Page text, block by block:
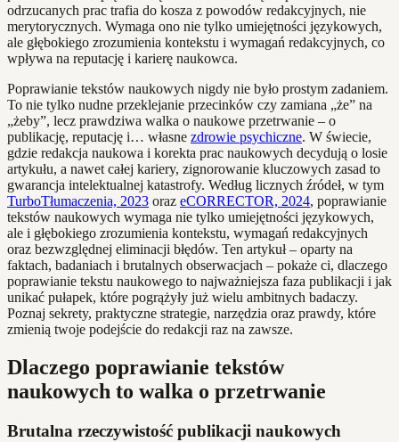
odrzucanych prac trafia do kosza z powodów redakcyjnych, nie
merytorycznych. Wymaga ono nie tylko umiejętności językowych,
ale głębokiego zrozumienia kontekstu i wymagań redakcyjnych, co
wpływa na reputację i karierę naukowca.
Poprawianie tekstów naukowych nigdy nie było prostym zadaniem.
To nie tylko nudne przeklejanie przecinków czy zamiana „że” na
„żeby”, lecz prawdziwa walka o naukowe przetrwanie – o
publikację, reputację i… własne zdrowie psychiczne. W świecie,
gdzie redakcja naukowa i korekta prac naukowych decydują o losie
artykułu, a nawet całej kariery, zignorowanie kluczowych zasad to
gwarancja intelektualnej katastrofy. Według licznych źródeł, w tym
TurboTłumaczenia, 2023 oraz eCORRECTOR, 2024, poprawianie
tekstów naukowych wymaga nie tylko umiejętności językowych,
ale i głębokiego zrozumienia kontekstu, wymagań redakcyjnych
oraz bezwzględnej eliminacji błędów. Ten artykuł – oparty na
faktach, badaniach i brutalnych obserwacjach – pokaże ci, dlaczego
poprawianie tekstu naukowego to najważniejsza faza publikacji i jak
unikać pułapek, które pogrążyły już wielu ambitnych badaczy.
Poznaj sekrety, praktyczne strategie, narzędzia oraz prawdy, które
zmienią twoje podejście do redakcji raz na zawsze.
Dlaczego poprawianie tekstów
naukowych to walka o przetrwanie
Brutalna rzeczywistość publikacji naukowych